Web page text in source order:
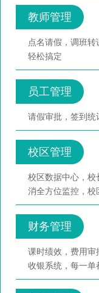
教师管理
点名请假，调班转
轻松搞定
员工管理
请假审批，签到统
校区管理
校区数据中心，校
消全方位监控，校
财务管理
课时绩效，费用审
收银系统，每一单